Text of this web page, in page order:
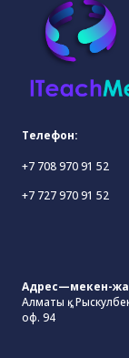
Телефон:
+7 708 970 91 52
+7 727 970 91 52
Адрес—мекен-
Алматы қ.,
оф. 94